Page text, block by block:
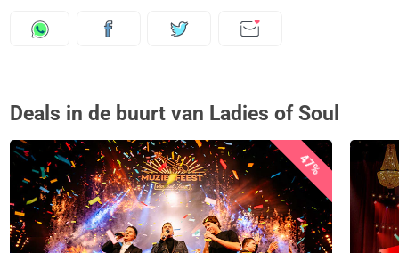
Deals in de buurt van Ladies of Soul
47%